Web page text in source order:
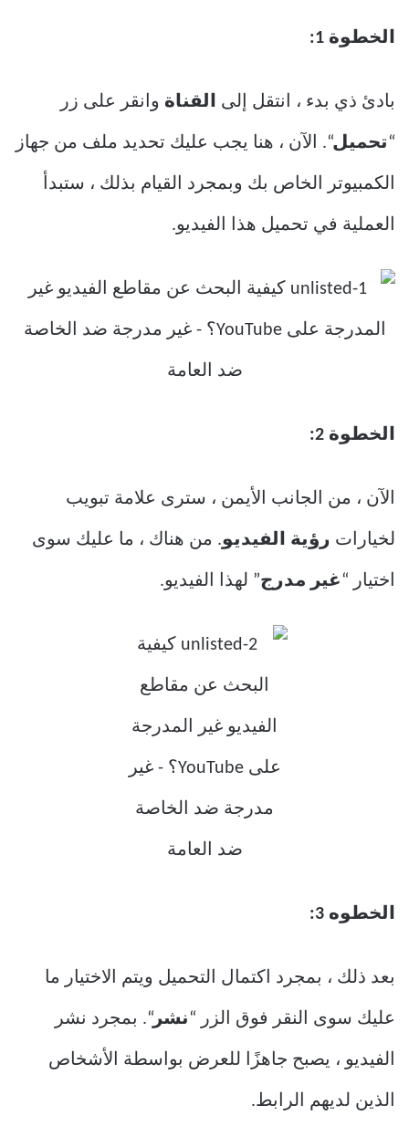
الخطوة 1:
بادئ ذي بدء ، انتقل إلى القناة وانقر على زر
“ تحميل“. الآن ، هنا يجب عليك تحديد ملف من جهاز
الكمبيوتر الخاص بك وبمجرد القيام بذلك ، ستبدأ
العملية في تحميل هذا الفيديو.
الخطوة 2:
الآن ، من الجانب الأيمن ، سترى علامة تبويب
لخيارات رؤية الفيديو. من هناك ، ما عليك سوى
اختيار “ غير مدرج” لهذا الفيديو.
الخطوه 3:
بعد ذلك ، بمجرد اكتمال التحميل ويتم الاختيار ما
عليك سوى النقر فوق الزر “ نشر“. بمجرد نشر
الفيديو ، يصبح جاهزًا للعرض بواسطة الأشخاص
الذين لديهم الرابط.